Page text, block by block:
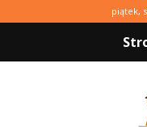
piątek,